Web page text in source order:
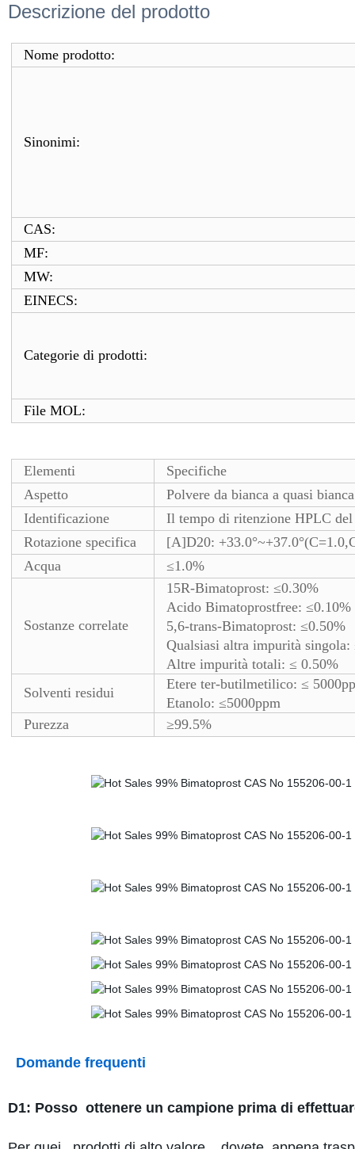
Descrizione del prodotto
Nome prodotto:
Sinonimi:
CAS:
MF:
MW:
EINECS:
Categorie di prodotti:
File MOL:
Elementi
Specifiche
Aspetto
Polvere da bianca a quasi bianca
Identificazione
Il tempo di ritenzione HPLC
Rotazione specifica
[A]D20:
Acqua
≤1.0%
Sostanze correlate
15R-Bimatoprost: ≤0.30%
Acido Bimatoprostfree: ≤0.10%
5,6-trans-Bimatoprost: ≤0.50%
Qualsiasi altra impurità singola:
Altre impurità totali: ≤ 0.50%
Solventi residui
Etere ter-butilmetilico: ≤
Etanolo: ≤5000ppm
Purezza
≥99.5%
Domande frequenti
D1: Posso ottenere un campione prima di